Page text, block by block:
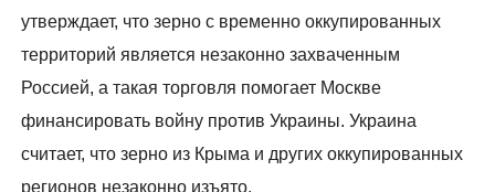
утверждает, что зерно с временно оккупированных
территорий является незаконно захваченным
Россией, а такая торговля помогает Москве
финансировать войну против Украины. Украина
считает, что зерно из Крыма и других оккупированных
регионов незаконно изъято.